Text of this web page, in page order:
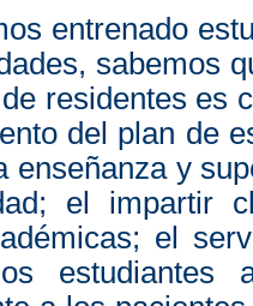
entrenado
sabemos
residentes es
del plan de
enseñanza y
el impartir
el
estudiantes